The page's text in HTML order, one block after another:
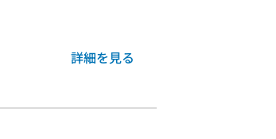
詳細を見る